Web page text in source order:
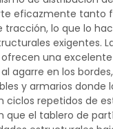
eficazmente tanto
lo que lo
exigentes.
una
agarre en los
y armarios donde
repetidos de
que el tablero de